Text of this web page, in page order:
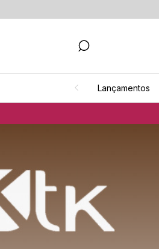
Lançamentos